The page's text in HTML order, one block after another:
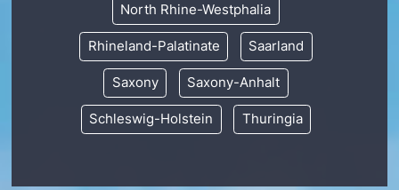
North Rhine-Westphalia
Rhineland-Palatinate Saarland
Saxony Saxony-Anhalt
Schleswig-Holstein Thuringia